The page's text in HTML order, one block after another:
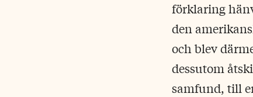
förklaring
den
och blev
dessutom
samfund, till